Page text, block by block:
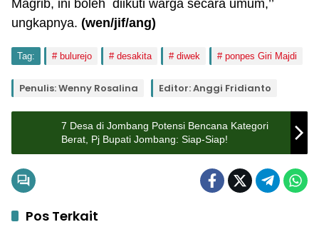
Magrib, ini boleh diikuti warga secara umum,’’
ungkapnya. (wen/jif/ang)
Tag: bulurejo desakita diwek ponpes Giri Majdi
Penulis: Wenny Rosalina Editor: Anggi Fridianto
7 Desa di Jombang Potensi Bencana Kategori
Berat, Pj Bupati Jombang: Siap-Siap!
Pos Terkait
Pendidikan